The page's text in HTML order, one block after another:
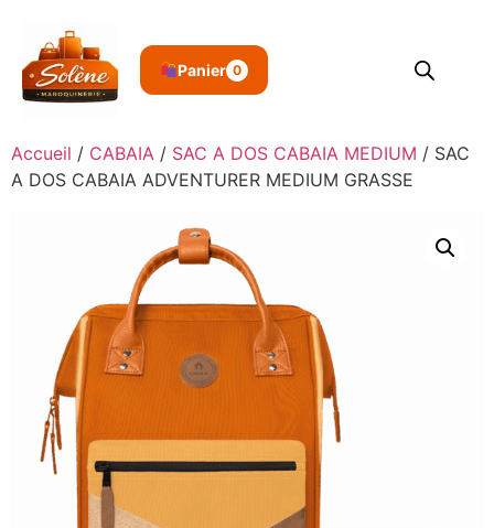
Panier 0
Accueil / CABAIA / SAC A DOS CABAIA MEDIUM / SAC
A DOS CABAIA ADVENTURER MEDIUM GRASSE